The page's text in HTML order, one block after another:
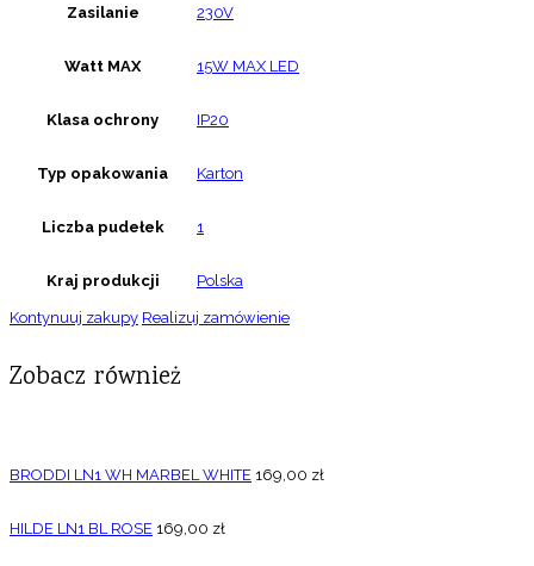
Zasilanie 230V
Watt MAX 15W MAX LED
Klasa ochrony IP20
Typ opakowania Karton
Liczba pudełek 1
Kraj produkcji Polska
Kontynuuj zakupy Realizuj zamówienie
Zobacz również
BRODDI LN1 WH MARBEL WHITE 169,00 zł
HILDE LN1 BL ROSE 169,00 zł